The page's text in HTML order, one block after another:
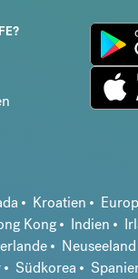
Kroatien
Kong Indien
Neuseeland
Südkorea